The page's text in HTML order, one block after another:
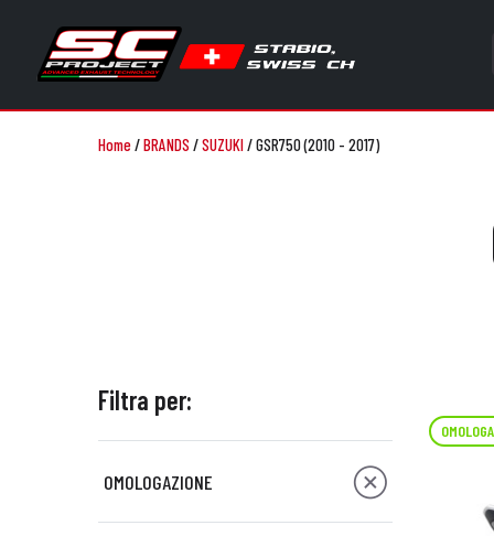
Home/BRANDS /SUZUKI/GSR750 (2010 - 2017)
Filtra per:
OMOLOGAZIONE